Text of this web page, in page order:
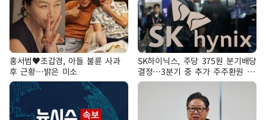
홍서범♥조갑경, 아들 불륜 사과
후 근황…밝은 미소
SK하이닉스, 주당 375원 분기배당
결정…3분기 중 추가 주주환원 발
표